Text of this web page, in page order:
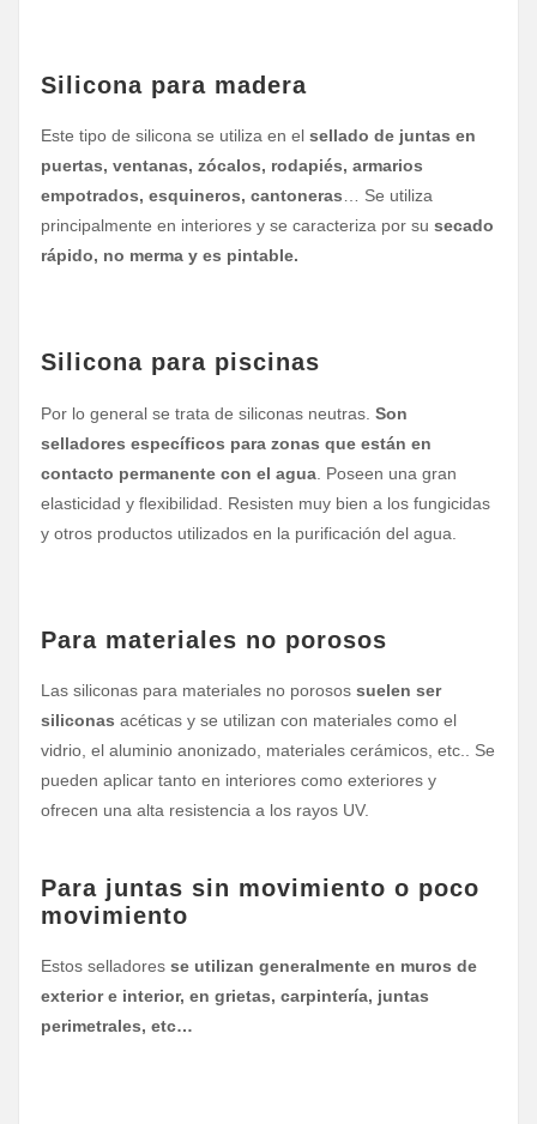
Silicona para madera
Este tipo de silicona se utiliza en el sellado de juntas en
puertas, ventanas, zócalos, rodapiés, armarios
empotrados, esquineros, cantoneras … Se utiliza
principalmente en interiores y se caracteriza por su secado
rápido, no merma y es pintable.
Silicona para piscinas
Por lo general se trata de siliconas neutras. Son
selladores específicos para zonas que están en
contacto permanente con el agua. Poseen una gran
elasticidad y flexibilidad. Resisten muy bien a los fungicidas
y otros productos utilizados en la purificación del agua.
Para materiales no porosos
Las siliconas para materiales no porosos suelen ser
siliconas acéticas y se utilizan con materiales como el
vidrio, el aluminio anonizado, materiales cerámicos, etc.. Se
pueden aplicar tanto en interiores como exteriores y
ofrecen una alta resistencia a los rayos UV.
Para juntas sin movimiento o poco
movimiento
Estos selladores se utilizan generalmente en muros de
exterior e interior, en grietas, carpintería, juntas
perimetrales, etc…